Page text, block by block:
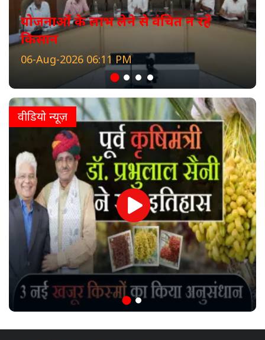
योजनाओं के लाभ लेने से वंचित न रहें
किसान
06-Aug-2026 06:11 PM
वीडियो न्यूज़